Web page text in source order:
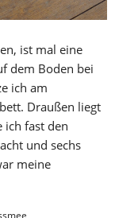
ist mal eine
dem Boden bei
ich am
Draußen liegt
ich fast den
und sechs
meine